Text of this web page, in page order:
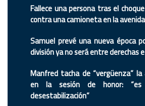
Fallece una persona tras el
contra una camioneta en la
Samuel prevé una nueva época
división ya no será entre derechas
Manfred tacha de “vergüenza”
en la sesión de honor:
desestabilización”